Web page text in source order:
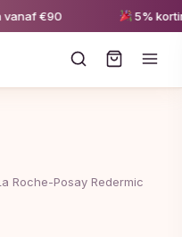
€90 5% korting
Roche-Posay Redermic